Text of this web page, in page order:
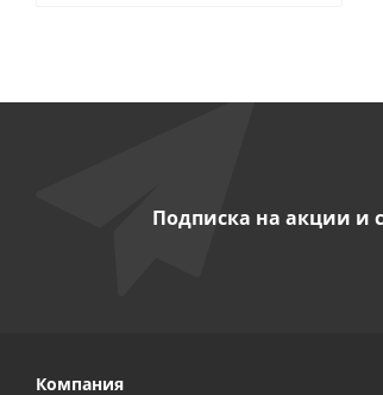
Подписка на акции и
Компания